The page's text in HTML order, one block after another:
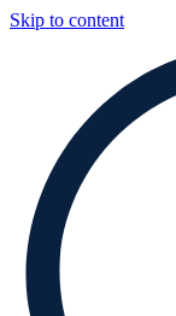
Skip to content